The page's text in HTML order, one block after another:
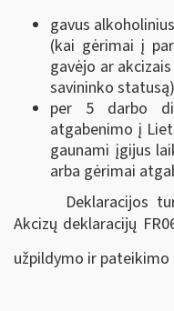
gavus
(kai gėrimai į
gavėjo ar
savininko
per 5 darbo
atgabenimo į
gaunami įgijus
arba gėrimai
Deklaracijos
Akcizų deklaracijų
užpildymo ir